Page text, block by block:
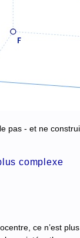
pas - et ne
complexe
ce n’est